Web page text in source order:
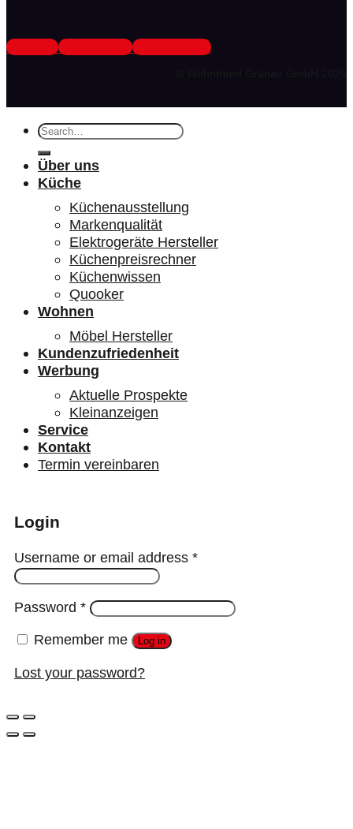
Kontakt Impressum Datenschutz
Search
Über uns
Küche
Küchenausstellung
Markenqualität
Elektrogeräte Hersteller
Küchenpreisrechner
Küchenwissen
Quooker
Wohnen
Möbel Hersteller
Kundenzufriedenheit
Werbung
Aktuelle Prospekte
Kleinanzeigen
Service
Kontakt
Termin vereinbaren
Login
Username or email address *
Password *
Remember me
Log in
Lost your password?